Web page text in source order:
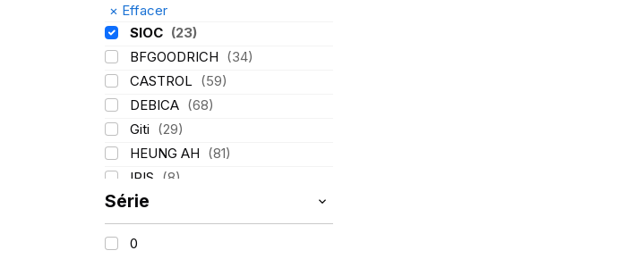
× Effacer
SIOC (23)
BFGOODRICH (34)
CASTROL (59)
DEBICA (68)
Giti (29)
HEUNG AH (81)
IRIS (8)
ITALMATIC
KLEBER (116)
LASSA
Série
0